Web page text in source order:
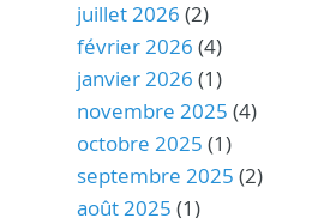
juillet 2026 (2)
février 2026 (4)
janvier 2026 (1)
novembre 2025 (4)
octobre 2025 (1)
septembre 2025 (2)
août 2025 (1)